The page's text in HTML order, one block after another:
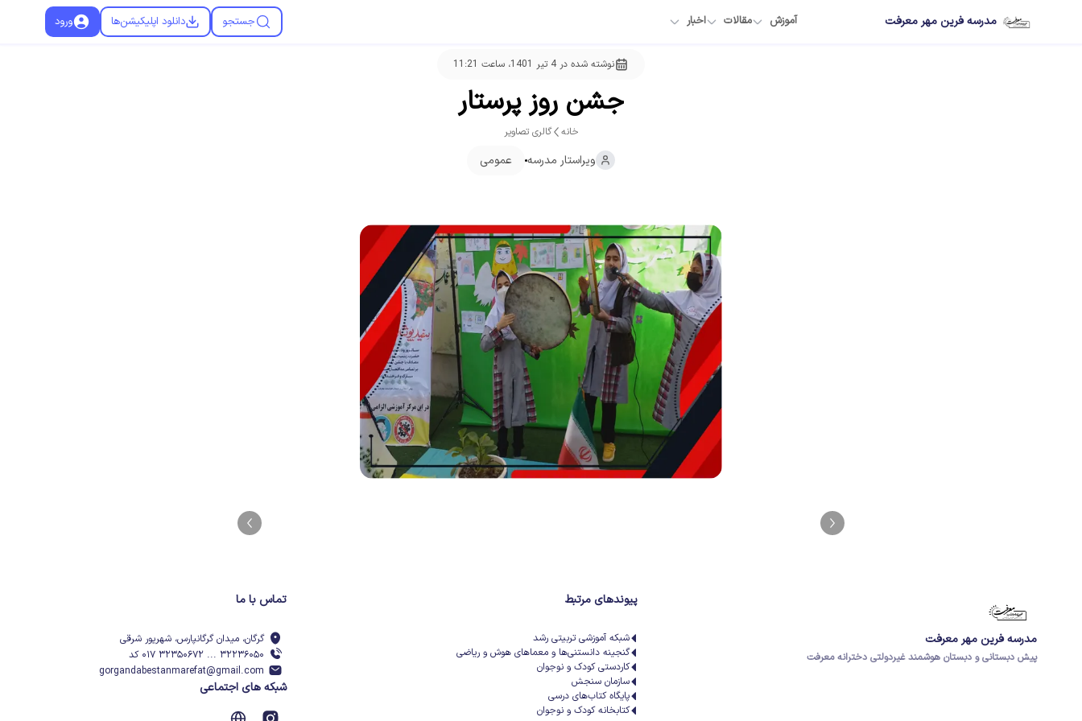
مدرسه فرین مهر معرفت آموزش مقالات اخبار جستجو دانلود اپلیکیشن‌ها ورود
نوشته شده در 4 تیر 1401، ساعت 11:21
جشن روز پرستار
خانه گالری تصاویر
ویراستار مدرسه عمومی
مدرسه فرین مهر معرفت
پیش دبستانی و دبستان هوشمند غیردولتی دخترانه معرفت
پیوندهای مرتبط
شبکه آموزشی تربیتی رشد
گنجینه دانستنی‌ها و معماهای هوش و ریاضی
کاردستی کودک و نوجوان
سازمان سنجش
پایگاه کتاب‌های درسی
کتابخانه کودک و نوجوان
تماس با ما
گرگان، میدان گرگانپارس، شهریور شرقی
۳۲۲۳۶۰۵۰ ... ۳۲۳۵۰۶۷۲ ۰۱۷ کد
gorgandabestanmarefat@gmail.com
شبکه های اجتماعی